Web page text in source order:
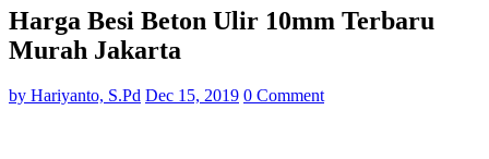
Harga Besi Beton Ulir 10mm Terbaru
Murah Jakarta
by Hariyanto, S.Pd Dec 15, 2019 0 Comment